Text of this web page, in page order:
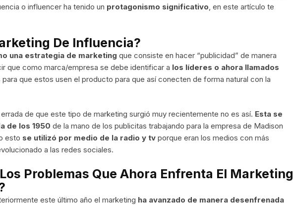
o influencer ha tenido un protagonismo significativo, en este artículo te
De Influencia?
una estrategia de marketing que consiste en hacer “publicidad” de manera
que como marca/empresa se debe identificar a los líderes o ahora llamados
que estos usen el producto para que así conecten de forma natural con la
de que este tipo de marketing surgió muy recientemente no es así. Esta se
de los 1950 de la mano de los publicitas trabajando para la empresa de Madison
esto se utilizó por medio de la radio y tv porque eran los medios con más
a las redes sociales.
Problemas Que Ahora Enfrenta El Marketing
este último año el marketing ha avanzado de manera desenfrenada